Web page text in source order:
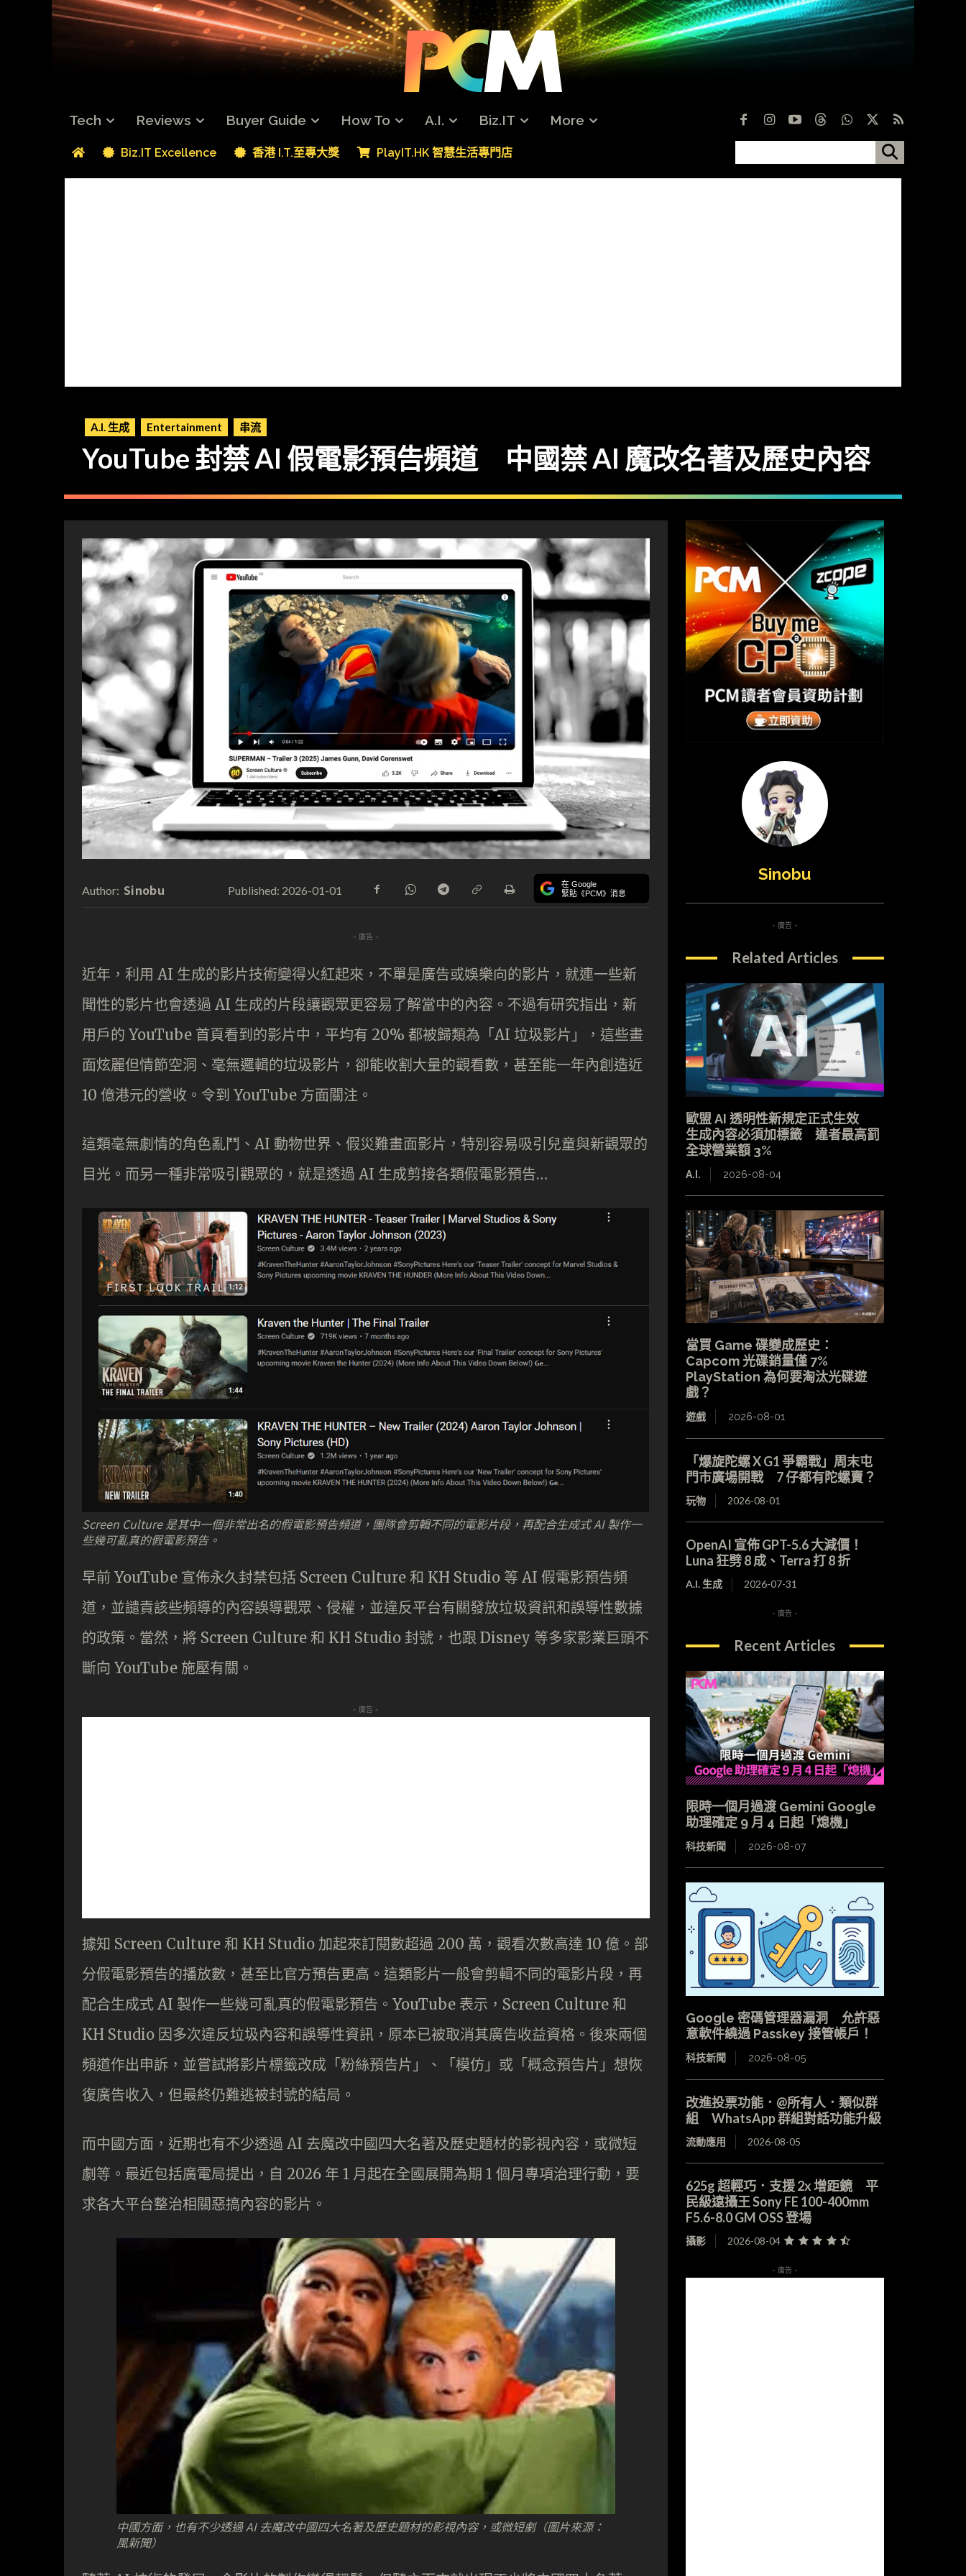
Tech Reviews Buyer Guide How To A.I. Biz.IT More
Biz.IT Excellence 香港 I.T.至專大獎 PlayIT.HK 智慧生活專門店
A.I. 生成 Entertainment 串流
YouTube 封禁 AI 假電影預告頻道 中國禁 AI 魔改名著及歷史內容
Author: Sinobu Published: 2026-01-01 在 Google
緊貼《PCM》消息
- 廣告 -
近年，利用 AI 生成的影片技術變得火紅起來，不單是廣告或娛樂向的影片，就連一些新
聞性的影片也會透過 AI 生成的片段讓觀眾更容易了解當中的內容。不過有研究指出，新
用戶的 YouTube 首頁看到的影片中，平均有 20% 都被歸類為「AI 垃圾影片」，這些畫
面炫麗但情節空洞、毫無邏輯的垃圾影片，卻能收割大量的觀看數，甚至能一年內創造近
10 億港元的營收。令到 YouTube 方面關注。
這類毫無劇情的角色亂鬥、AI 動物世界、假災難畫面影片，特別容易吸引兒童與新觀眾的
目光。而另一種非常吸引觀眾的，就是透過 AI 生成剪接各類假電影預告…
Screen Culture 是其中一個非常出名的假電影預告頻道，團隊會剪輯不同的電影片段，再配合生成式 AI 製作一
些幾可亂真的假電影預告。
早前 YouTube 宣佈永久封禁包括 Screen Culture 和 KH Studio 等 AI 假電影預告頻
道，並譴責該些頻導的內容誤導觀眾、侵權，並違反平台有關發放垃圾資訊和誤導性數據
的政策。當然，將 Screen Culture 和 KH Studio 封號，也跟 Disney 等多家影業巨頭不
斷向 YouTube 施壓有關。
- 廣告 -
據知 Screen Culture 和 KH Studio 加起來訂閱數超過 200 萬，觀看次數高達 10 億。部
分假電影預告的播放數，甚至比官方預告更高。這類影片一般會剪輯不同的電影片段，再
配合生成式 AI 製作一些幾可亂真的假電影預告。YouTube 表示，Screen Culture 和
KH Studio 因多次違反垃圾內容和誤導性資訊，原本已被取消其廣告收益資格。後來兩個
頻道作出申訴，並嘗試將影片標籤改成「粉絲預告片」、「模仿」或「概念預告片」想恢
復廣告收入，但最終仍難逃被封號的結局。
而中國方面，近期也有不少透過 AI 去魔改中國四大名著及歷史題材的影視內容，或微短
劇等。最近包括廣電局提出，自 2026 年 1 月起在全國展開為期 1 個月專項治理行動，要
求各大平台整治相關惡搞內容的影片。
中國方面，也有不少透過 AI 去魔改中國四大名著及歷史題材的影視內容，或微短劇（圖片來源：
風新聞）
Sinobu
- 廣告 -
Related Articles
歐盟 AI 透明性新規定正式生效
生成內容必須加標籤 違者最高罰
全球營業額 3%
A.I. 2026-08-04
當買 Game 碟變成歷史：
Capcom 光碟銷量僅 7%
PlayStation 為何要淘汰光碟遊
戲？
遊戲 2026-08-01
「爆旋陀螺 X G1 爭霸戰」周末屯
門市廣場開戰 7 仔都有陀螺賣？
玩物 2026-08-01
OpenAI 宣佈 GPT-5.6 大減價！
Luna 狂劈 8 成、Terra 打 8 折
A.I. 生成 2026-07-31
- 廣告 -
Recent Articles
限時一個月過渡 Gemini Google
助理確定 9 月 4 日起「熄機」
科技新聞 2026-08-07
Google 密碼管理器漏洞 允許惡
意軟件繞過 Passkey 接管帳戶！
科技新聞 2026-08-05
改進投票功能．@所有人．類似群
組 WhatsApp 群組對話功能升級
流動應用 2026-08-05
625g 超輕巧．支援 2x 增距鏡 平
民級遠攝王 Sony FE 100-400mm
F5.6-8.0 GM OSS 登場
攝影 2026-08-04
- 廣告 -